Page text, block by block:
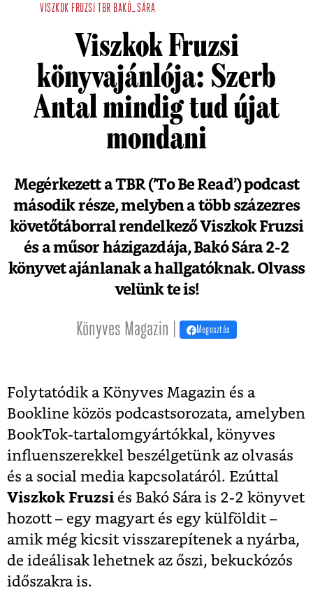
VISZKOK FRUZSI TBR BAKÓ_SÁRA
Viszkok Fruzsi
könyvajánlója: Szerb
Antal mindig tud újat
mondani
Megérkezett a TBR (’To Be Read’) podcast
második része, melyben a több százezres
követőtáborral rendelkező Viszkok Fruzsi
és a műsor házigazdája, Bakó Sára 2-2
könyvet ajánlanak a hallgatóknak. Olvass
velünk te is!
Könyves Magazin | Megosztás
Folytatódik a Könyves Magazin és a
Bookline közös podcastsorozata, amelyben
BookTok-tartalomgyártókkal, könyves
influenszerekkel beszélgetünk az olvasás
és a social media kapcsolatáról. Ezúttal
Viszkok Fruzsi és Bakó Sára is 2-2 könyvet
hozott – egy magyart és egy külföldit –
amik még kicsit visszarepítenek a nyárba,
de ideálisak lehetnek az őszi, bekuckózós
időszakra is.